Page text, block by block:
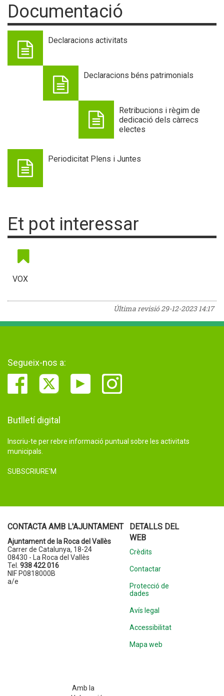
Documentació
Declaracions activitats
Declaracions béns patrimonials
Retribucions i règim de
dedicació dels càrrecs
electes
Periodicitat Plens i Juntes
Et pot interessar
VOX
Última revisió29-12-2023 14:17
Segueix-nos a:
Butlletí digital
Inscriu-te per rebre informació puntual sobre les activitats
municipals.
SUBSCRIURE'M
CONTACTA AMB L'AJUNTAMENT
Ajuntament de la Roca del Vallès
Carrer de Catalunya, 18-24
08430 - La Roca del Vallès
Tel. 938 422 016
NIF P0818000B
a/e
DETALLS DEL
WEB
Crèdits
Contactar
Protecció de
dades
Avís legal
Accessibilitat
Mapa web
Amb la